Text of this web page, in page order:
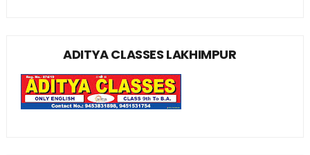
ADITYA CLASSES LAKHIMPUR